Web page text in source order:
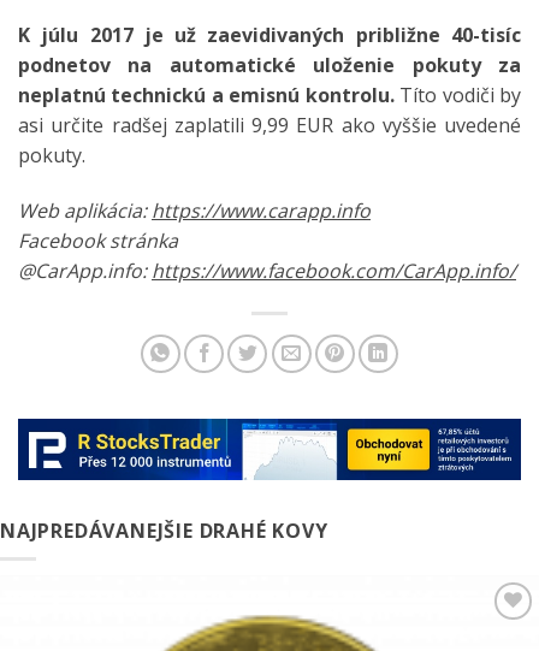
K júlu 2017 je už zaevidivaných približne 40-tisíc
podnetov na automatické uloženie pokuty za
neplatnú technickú a emisnú kontrolu.Títo vodiči by
asi určite radšej zaplatili 9,99 EUR ako vyššie uvedené
pokuty.
Web aplikácia:https://www.carapp.info
Facebook stránka
@CarApp.info:https://www.facebook.com/CarApp.info/
NAJPREDÁVANEJŠIE DRAHÉ KOVY